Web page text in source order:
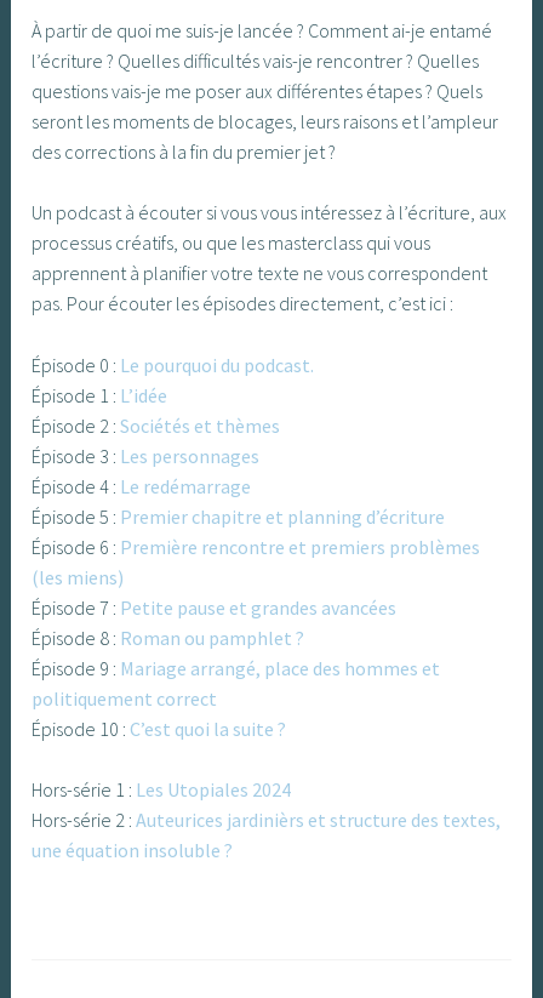
À partir de quoi me suis-je lancée ? Comment ai-je entamé
l’écriture ? Quelles difficultés vais-je rencontrer ? Quelles
questions vais-je me poser aux différentes étapes ? Quels
seront les moments de blocages, leurs raisons et l’ampleur
des corrections à la fin du premier jet ?
Un podcast à écouter si vous vous intéressez à l’écriture, aux
processus créatifs, ou que les masterclass qui vous
apprennent à planifier votre texte ne vous correspondent
pas. Pour écouter les épisodes directement, c’est ici :
Épisode 0 : Le pourquoi du podcast.
Épisode 1 : L’idée
Épisode 2 :Sociétés et thèmes
Épisode 3 : Les personnages
Épisode 4 : Le redémarrage
Épisode 5 : Premier chapitre et planning d’écriture
Épisode 6 : Première rencontre et premiers problèmes
(les miens)
Épisode 7 : Petite pause et grandes avancées
Épisode 8 : Roman ou pamphlet ?
Épisode 9 : Mariage arrangé, place des hommes et
politiquement correct
Épisode 10 : C’est quoi la suite ?
Hors-série 1 : Les Utopiales 2024
Hors-série 2 :Auteurices jardinièrs et structure des textes,
une équation insoluble ?